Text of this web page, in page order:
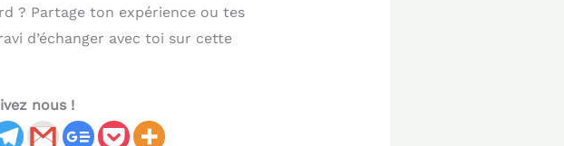
? Partage ton expérience ou tes
d’échanger avec toi sur cette
nous !